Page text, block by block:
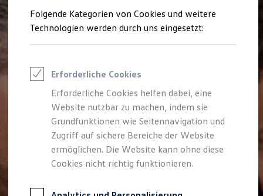
Saisonangebote
Reifenpakete
Leasing
Leasing-Angebote
Elektroauto Leasing
Kleinwagen-Leasing
Leasing ohne Anzahlung
Finanzierung
Autokredit mit Schlussrate
Versicherungen und Garantien
Kfz-Versicherung
Restschuldversicherungen
Garantien
Folgende Kategorien von Cookies und weitere
Technologien werden durch uns eingesetzt:
Erforderliche Cookies
Erforderliche Cookies helfen dabei, eine
Website nutzbar zu machen, indem sie
Grundfunktionen wie Seitennavigation und
Zugriff auf sichere Bereiche der Website
ermöglichen. Die Website kann ohne diese
Cookies nicht richtig funktionieren.